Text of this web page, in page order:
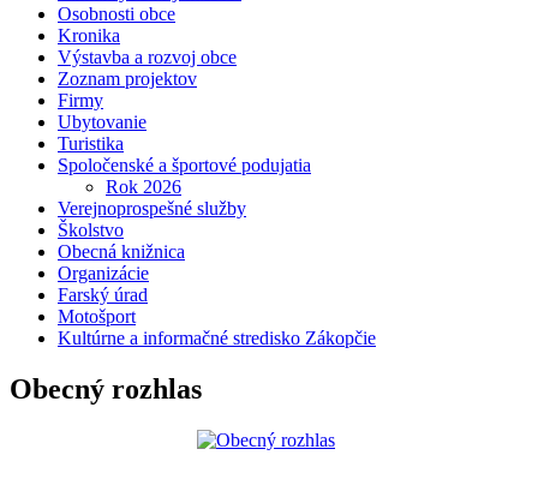
Osobnosti obce
Kronika
Výstavba a rozvoj obce
Zoznam projektov
Firmy
Ubytovanie
Turistika
Spoločenské a športové podujatia
Rok 2026
Verejnoprospešné služby
Školstvo
Obecná knižnica
Organizácie
Farský úrad
Motošport
Kultúrne a informačné stredisko Zákopčie
Obecný rozhlas